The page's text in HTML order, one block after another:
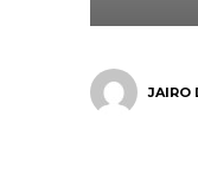
JAIRO